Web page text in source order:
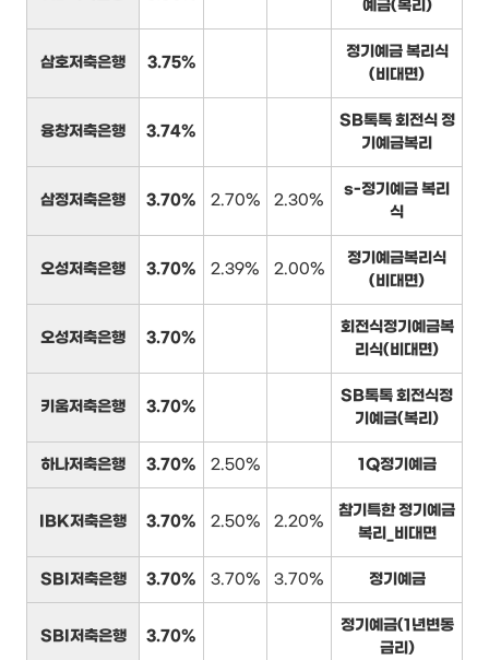
예금(복리)
삼호저축은행 3.75%
정기예금 복리식
(비대면)
융창저축은행 3.74%
SB톡톡 회전식 정
기예금복리
삼정저축은행 3.70% 2.70% 2.30%
s-정기예금 복리
식
오성저축은행 3.70% 2.39% 2.00%
정기예금복리식
(비대면)
오성저축은행 3.70%
회전식정기예금복
리식(비대면)
키움저축은행 3.70%
SB톡톡 회전식정
기예금(복리)
하나저축은행 3.70% 2.50% 1Q정기예금
IBK저축은행 3.70% 2.50% 2.20%
참기특한 정기예금
복리_비대면
SBI저축은행 3.70% 3.70% 3.70% 정기예금
SBI저축은행 3.70%
정기예금(1년변동
금리)